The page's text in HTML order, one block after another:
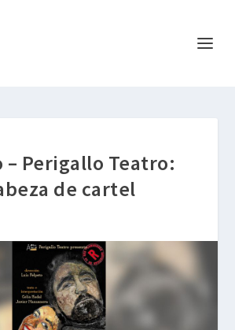
– Perigallo Teatro:
de cartel